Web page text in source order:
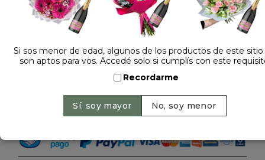
Dejá tu opinión
RAMO DE FLORES LILIUM LIRIOS Y ROCHER X8
Precio: $ 87.900- $ 126.000 30% OFF
Agregar al carrito
Si sos menor de edad, algunos de los productos de este
son aptos para vos. Accedé solo si cumplís con este
Recordarme